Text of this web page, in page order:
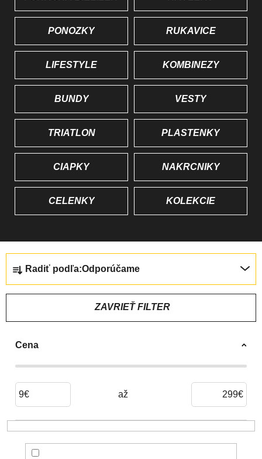
PONOŽKY RUKAVICE
LIFESTYLE KOMBINÉZY
BUNDY VESTY
TRIATLON PLÁŠTENKY
ČIAPKY NÁKRČNÍKY
ČELENKY KOLEKCIE
A
D
N
U
Radiť podľa:Odporúčame
ZAVRIEŤ FILTER
Cena
9€ 299€